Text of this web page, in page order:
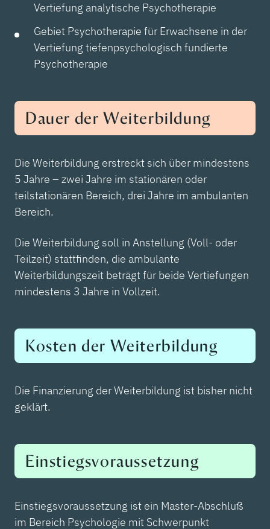
Vertiefung analytische Psychotherapie
Gebiet Psychotherapie für Erwachsene in der
Vertiefung tiefenpsychologisch fundierte
Psychotherapie
Dauer der Weiterbildung
Die Weiterbildung erstreckt sich über mindestens
5 Jahre – zwei Jahre im stationären oder
teilstationären Bereich, drei Jahre im ambulanten
Bereich.
Die Weiterbildung soll in Anstellung (Voll- oder
Teilzeit) stattfinden, die ambulante
Weiterbildungszeit beträgt für beide Vertiefungen
mindestens 3 Jahre in Vollzeit.
Kosten der Weiterbildung
Die Finanzierung der Weiterbildung ist bisher nicht
geklärt.
Einstiegsvoraussetzung
Einstiegsvoraussetzung ist ein Master-Abschluß
im Bereich Psychologie mit Schwerpunkt